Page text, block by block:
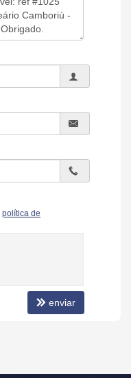
política de
enviar